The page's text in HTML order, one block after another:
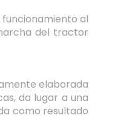
al
del tractor
elaborada
da lugar a una
como resultado